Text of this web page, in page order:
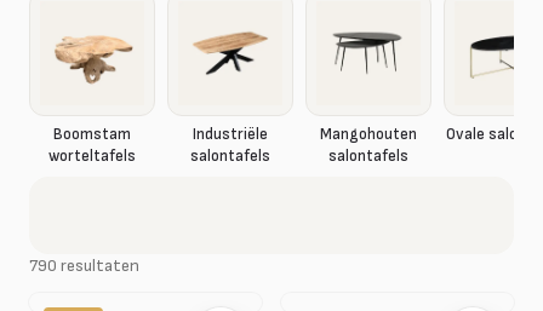
Boomstam
worteltafels
Industriële
salontafels
Mangohouten
salontafels
Ovale
790 resultaten